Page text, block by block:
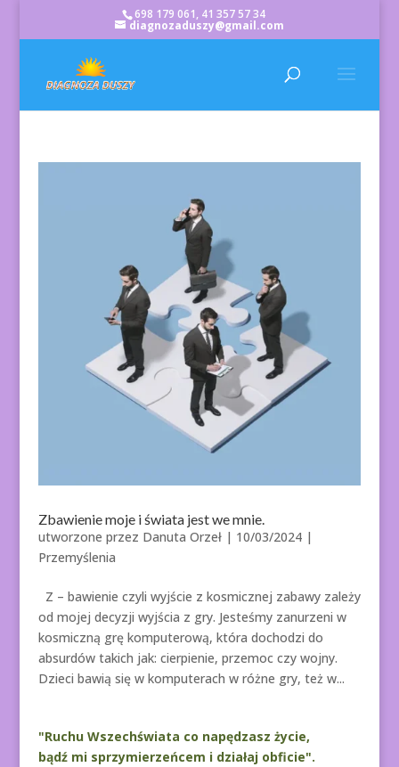
698 179 061, 41 357 57 34
diagnozaduszy@gmail.com
Zbawienie moje i świata jest we mnie.
utworzone przez Danuta Orzeł| 10/03/2024|
Przemyślenia
Z – bawienie czyli wyjście z kosmicznej zabawy zależy
od mojej decyzji wyjścia z gry. Jesteśmy zanurzeni w
kosmiczną grę komputerową, która dochodzi do
absurdów takich jak: cierpienie, przemoc czy wojny.
Dzieci bawią się w komputerach w różne gry, też w...
"Ruchu Wszechświata co napędzasz życie,
bądź mi sprzymierzeńcem i działaj obficie".